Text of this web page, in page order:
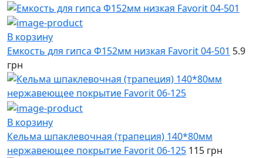
В корзину
Емкость для гипса Ф152мм низкая Favorit 04-501 5.9
грн
В корзину
Кельма шпаклевочная (трапеция) 140*80мм
нержавеющее покрытие Favorit 06-125 115 грн